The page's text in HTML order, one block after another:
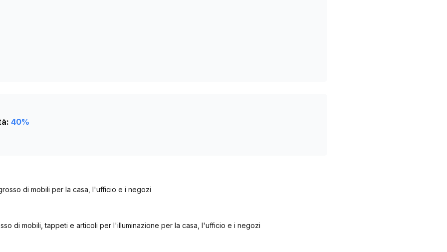
40%
di mobili per la casa, l'ufficio e i negozi
di mobili, tappeti e articoli per l'illuminazione per la casa, l'ufficio e i negozi